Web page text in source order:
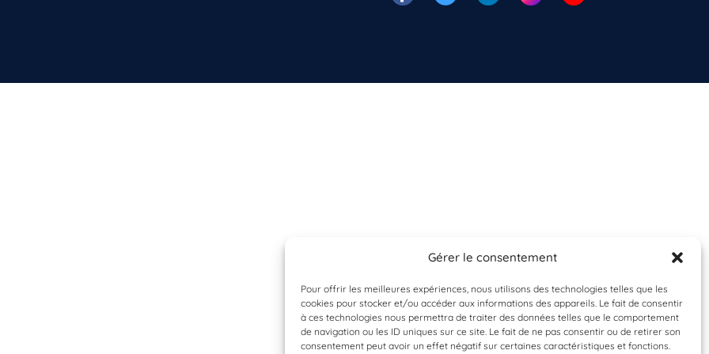
Gérer le consentement
Pour offrir les meilleures expériences, nous utilisons des technologies telles que les
cookies pour stocker et/ou accéder aux informations des appareils. Le fait de consentir
à ces technologies nous permettra de traiter des données telles que le comportement
de navigation ou les ID uniques sur ce site. Le fait de ne pas consentir ou de retirer son
consentement peut avoir un effet négatif sur certaines caractéristiques et fonctions.